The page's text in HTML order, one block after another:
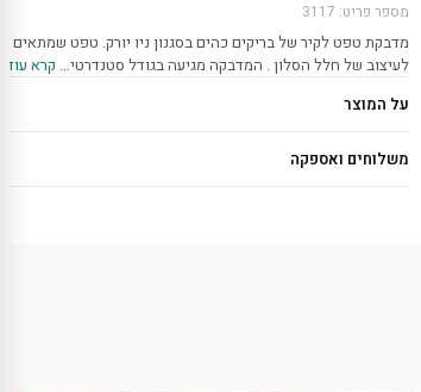
מספר פריט: 3117
מדבקת טפט לקיר של בריקים כהים בסגנון ניו יורק. טפט שמתאים
לעיצוב של חלל הסלון . המדבקה מגיעה בגודל סטנדרטי… קרא עוד
על המוצר
משלוחים ואספקה